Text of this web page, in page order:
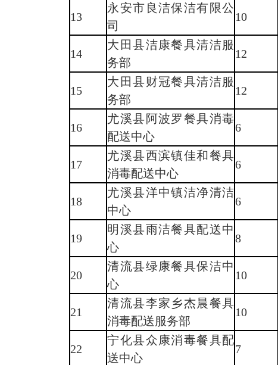
13
永安市良洁保洁有限公
司
10
14
大田县洁康餐具清洁服
务部
12
15
大田县财冠餐具清洁服
务部
12
16
尤溪县阿波罗餐具消毒
配送中心
6
17
尤溪县西滨镇佳和餐具
消毒配送中心
6
18
尤溪县洋中镇洁净清洁
中心
6
19
明溪县雨洁餐具配送中
心
8
20
清流县绿康餐具保洁中
心
10
21
清流县李家乡杰晨餐具
消毒配送服务部
10
22
宁化县众康消毒餐具配
送中心
7